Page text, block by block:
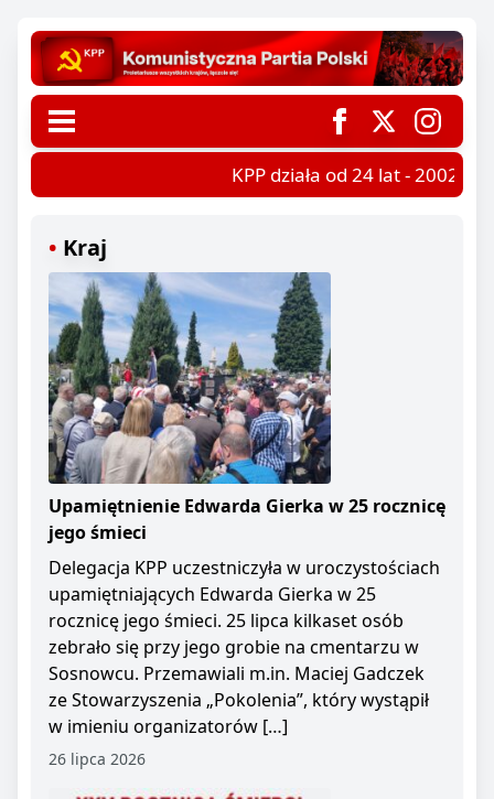
KPP działa od 24 lat - 2002-
Kraj
Upamiętnienie Edwarda Gierka w 25 rocznicę
jego śmieci
Delegacja KPP uczestniczyła w uroczystościach
upamiętniających Edwarda Gierka w 25
rocznicę jego śmieci. 25 lipca kilkaset osób
zebrało się przy jego grobie na cmentarzu w
Sosnowcu. Przemawiali m.in. Maciej Gadczek
ze Stowarzyszenia „Pokolenia”, który wystąpił
w imieniu organizatorów […]
26 lipca 2026